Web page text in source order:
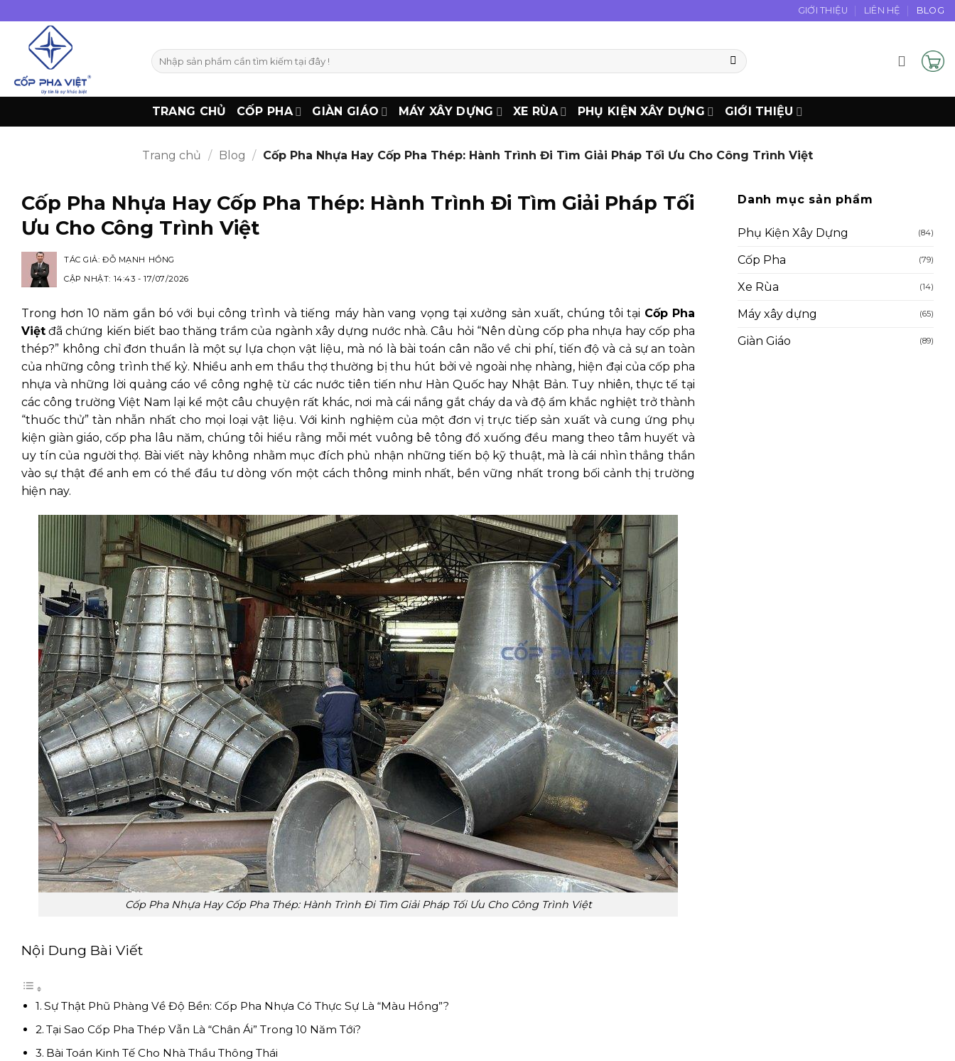
GIỚI THIỆU LIÊN HỆ BLOG
Tìm
kiếm:
TRANG CHỦ CỐP PHA GIÀN GIÁO MÁY XÂY DỰNG XE RÙA PHỤ KIỆN XÂY DỰNG GIỚI THIỆU
Trang chủ / Blog / Cốp Pha Nhựa Hay Cốp Pha Thép: Hành Trình Đi Tìm Giải Pháp Tối Ưu Cho Công Trình Việt
Cốp Pha Nhựa Hay Cốp Pha Thép: Hành Trình Đi Tìm Giải Pháp Tối
Ưu Cho Công Trình Việt
TÁC GIẢ:ĐỖ MẠNH HỒNG
CẬP NHẬT: 14:43 - 17/07/2026
Trong hơn 10 năm gắn bó với bụi công trình và tiếng máy hàn vang vọng tại xưởng sản xuất, chúng tôi tại Cốp Pha
Việt đã chứng kiến biết bao thăng trầm của ngành xây dựng nước nhà. Câu hỏi “Nên dùng cốp pha nhựa hay cốp pha
thép?” không chỉ đơn thuần là một sự lựa chọn vật liệu, mà nó là bài toán cân não về chi phí, tiến độ và cả sự an toàn
của những công trình thế kỷ. Nhiều anh em thầu thợ thường bị thu hút bởi vẻ ngoài nhẹ nhàng, hiện đại của cốp pha
nhựa và những lời quảng cáo về công nghệ từ các nước tiên tiến như Hàn Quốc hay Nhật Bản. Tuy nhiên, thực tế tại
các công trường Việt Nam lại kể một câu chuyện rất khác, nơi mà cái nắng gắt cháy da và độ ẩm khắc nghiệt trở thành
“thuốc thử” tàn nhẫn nhất cho mọi loại vật liệu. Với kinh nghiệm của một đơn vị trực tiếp sản xuất và cung ứng phụ
kiện giàn giáo, cốp pha lâu năm, chúng tôi hiểu rằng mỗi mét vuông bê tông đổ xuống đều mang theo tâm huyết và
uy tín của người thợ. Bài viết này không nhằm mục đích phủ nhận những tiến bộ kỹ thuật, mà là cái nhìn thẳng thắn
vào sự thật để anh em có thể đầu tư dòng vốn một cách thông minh nhất, bền vững nhất trong bối cảnh thị trường
hiện nay.
Cốp Pha Nhựa Hay Cốp Pha Thép: Hành Trình Đi Tìm Giải Pháp Tối Ưu Cho Công Trình Việt
Nội Dung Bài Viết
Sự Thật Phũ Phàng Về Độ Bền: Cốp Pha Nhựa Có Thực Sự Là “Màu Hồng”?
Tại Sao Cốp Pha Thép Vẫn Là “Chân Ái” Trong 10 Năm Tới?
Bài Toán Kinh Tế Cho Nhà Thầu Thông Thái
Danh mục sản phẩm
Phụ Kiện Xây Dựng (84)
Cốp Pha (79)
Xe Rùa (14)
Máy xây dựng (65)
Giàn Giáo (89)